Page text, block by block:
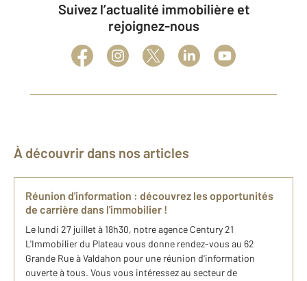
Suivez l’actualité immobilière et
rejoignez-nous
À découvrir dans nos articles
Réunion d'information : découvrez les opportunités
de carrière dans l'immobilier !
Le lundi 27 juillet à 18h30, notre agence Century 21
L'Immobilier du Plateau vous donne rendez-vous au 62
Grande Rue à Valdahon pour une réunion d'information
ouverte à tous. Vous vous intéressez au secteur de